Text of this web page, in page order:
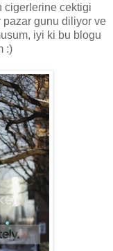
cigerlerine cektigi
gunu diliyor ve
iyi ki bu blogu
:)